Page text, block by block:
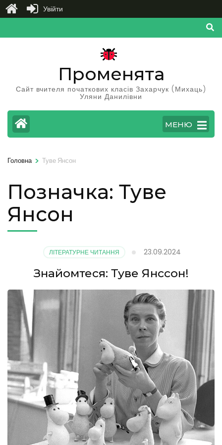
до
Променята
Сайт вчителя початкових класів Захарчук (Михаць)
Уляни Данилівни
МЕНЮ
Головна > Туве Янсон
Позначка: Туве
Янсон
ЛІТЕРАТУРНЕ ЧИТАННЯ 23.09.2024
Знайомтеся: Туве Янссон!
Увійти